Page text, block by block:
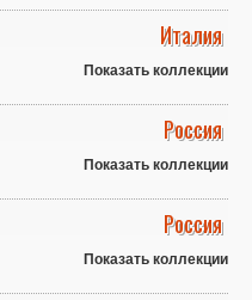
Италия
Показать коллекции
Россия
Показать коллекции
Россия
Показать коллекции